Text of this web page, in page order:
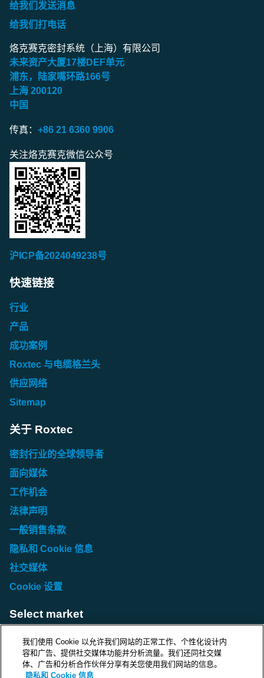
给我们发送消息
给我们打电话
烙克赛克密封系统（上海）有限公司
未来资产大厦17楼DEF单元
浦东，陆家嘴环路166号
上海 200120
中国
传真： +86 21 6360 9906
关注烙克赛克微信公众号
沪ICP备2024049238号
快速链接
行业
产品
成功案例
Roxtec 与电缆格兰头
供应网络
Sitemap
关于 Roxtec
密封行业的全球领导者
面向媒体
工作机会
法律声明
一般销售条款
隐私和 Cookie 信息
社交媒体
Cookie 设置
Select market
Choose local site
我们使用 Cookie 以允许我们网站的正常工作、个性化设计内
容和广告、提供社交媒体功能并分析流量。我们还同社交媒
体、广告和分析合作伙伴分享有关您使用我们网站的信息。
隐私和 Cookie 信息